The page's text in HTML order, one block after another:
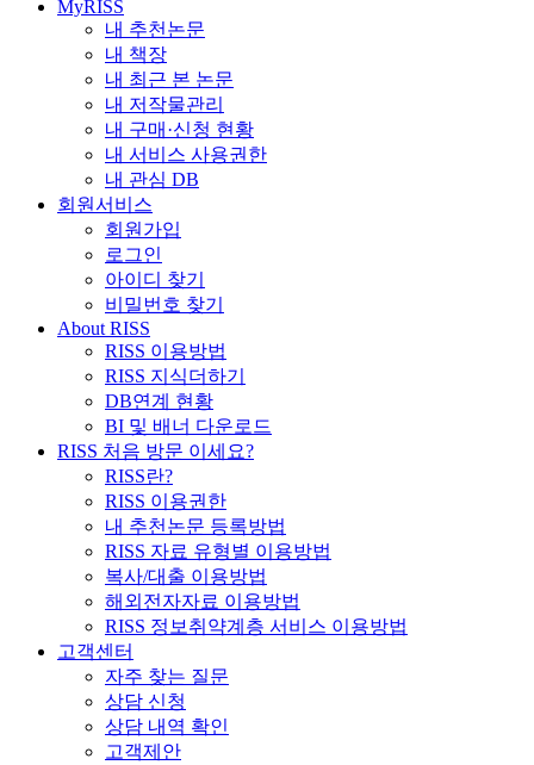
MyRISS
내 추천논문
내 책장
내 최근 본 논문
내 저작물관리
내 구매·신청 현황
내 서비스 사용권한
내 관심 DB
회원서비스
회원가입
로그인
아이디 찾기
비밀번호 찾기
About RISS
RISS 이용방법
RISS 지식더하기
DB연계 현황
BI 및 배너 다운로드
RISS 처음 방문 이세요?
RISS란?
RISS 이용권한
내 추천논문 등록방법
RISS 자료 유형별 이용방법
복사/대출 이용방법
해외전자자료 이용방법
RISS 정보취약계층 서비스 이용방법
고객센터
자주 찾는 질문
상담 신청
상담 내역 확인
고객제안